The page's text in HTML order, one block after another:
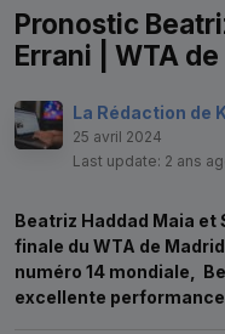
Pronostic
Errani | WTA
La Rédaction de
25 avril 2024
Last update: 2 ans
Beatriz Haddad Maia et
finale du WTA de
numéro 14 mondiale,
excellente